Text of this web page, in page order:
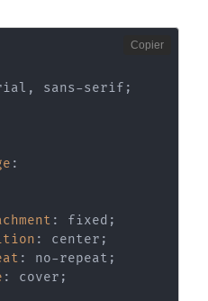
, sans-serif ;
:
: fixed ;
: center ;
: no-repeat ;
: cover ;
Copier